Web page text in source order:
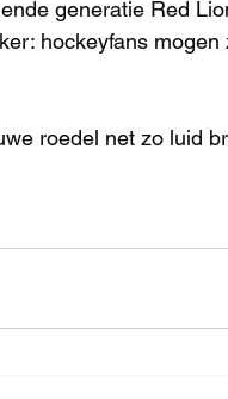
generatie Red
hockeyfans mogen
roedel net zo luid